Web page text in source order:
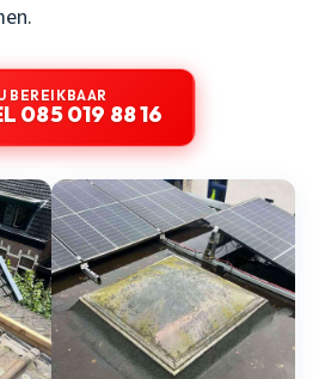
BEREIKBAAR
085 019 88 16